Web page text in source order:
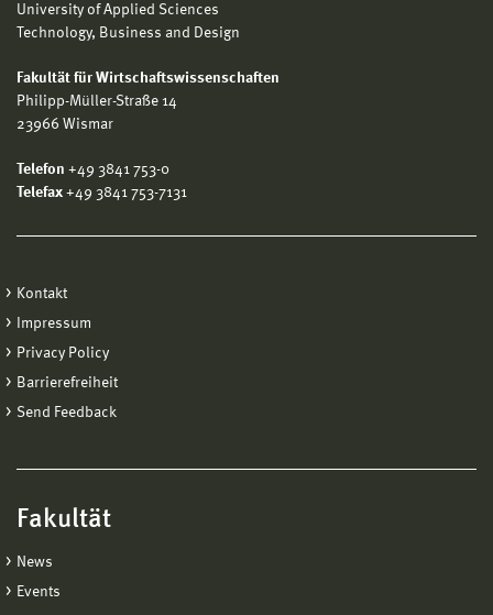
University of Applied Sciences
Technology, Business and Design
Fakultät für Wirtschaftswissenschaften
Philipp-Müller-Straße 14
23966 Wismar
Telefon +49 3841 753-0
Telefax +49 3841 753-7131
Kontakt
Impressum
Privacy Policy
Barrierefreiheit
Send Feedback
Fakultät
News
Events